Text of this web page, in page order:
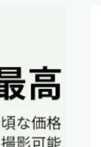
舞台・パフ
アニメ・漫画
ビューティ